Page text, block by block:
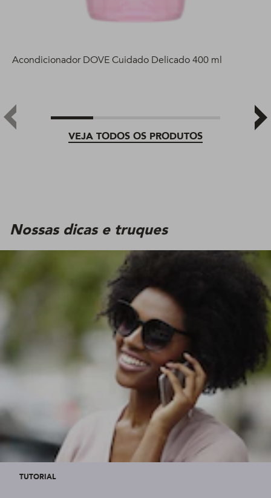
VEJA TODOS OS PRODUTOS
Acondicionador DOVE Cuidado Delicado 400 ml
Nossas dicas e truques
TUTORIAL